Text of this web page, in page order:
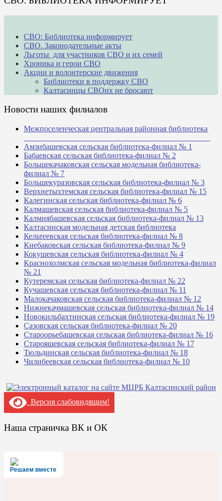
СВО: Библиотека информирует
СВО. Законодательные акты
Льготы для участников СВО и их семей
Хроника и герои СВО
Акции и волонтерские движения
Библиотеки в поддержку СВО
Калтасинцы СВОих не бросают
Новости наших филиалов
Межпоселенческая центральная районная библиотека
Амзибашевская сельская библиотека-филиал № 1
Бабаевская сельская библиотека-филиал № 2
Большекачаковская сельская модельная библиотека-
филиал № 7
Большекуразовская сельская библиотека-филиал № 3
Верхнетыхтемская сельская библиотека-филиал № 15
Калегинская сельская библиотека-филиал № 6
Калмашевская сельская библиотека-филиал № 5
Калмиябашевская сельская библиотека-филиал № 13
Калтасинская модельная детская библиотека
Кельтеевская сельская библиотека-филиал № 8
Киебаковская сельская библиотека-филиал № 9
Кокушевская сельская библиотека-филиал № 4
Краснохолмская сельская модельная библиотека-филиал
№ 21
Кутеремская сельская библиотека-филиал № 22
Кучашевская сельская библиотека-филиал № 11
Малокачаковская сельская библиотека-филиал № 12
Нижнекачмашевская сельская библиотека-филиал № 14
Новокильбахтинская сельская библиотека-филиал № 19
Сазовская сельская библиотека-филиал № 20
Староорьебашевская сельская библиотека-филиал № 16
Старояшевская сельская библиотека-филиал № 17
Тюльдинская сельская библиотека-филиал № 18
Чилибеевская сельская библиотека-филиал № 10
Версия слабовидящим!
Наша страничка ВК и ОК
Решаем вместе